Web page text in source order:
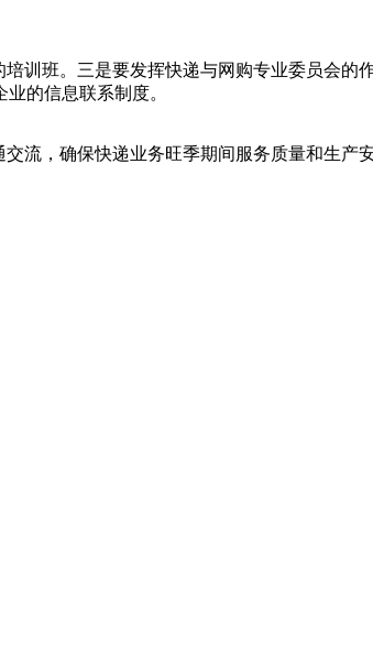
班。三是要发挥快递与网购专业委员会的
的信息联系制度。
，确保快递业务旺季期间服务质量和生产